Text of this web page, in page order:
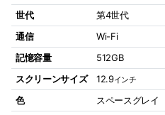
世代
第4世代
通信
Wi-Fi
記憶容量
512GB
スクリーンサイズ
12.9インチ
色 スペースグレイ